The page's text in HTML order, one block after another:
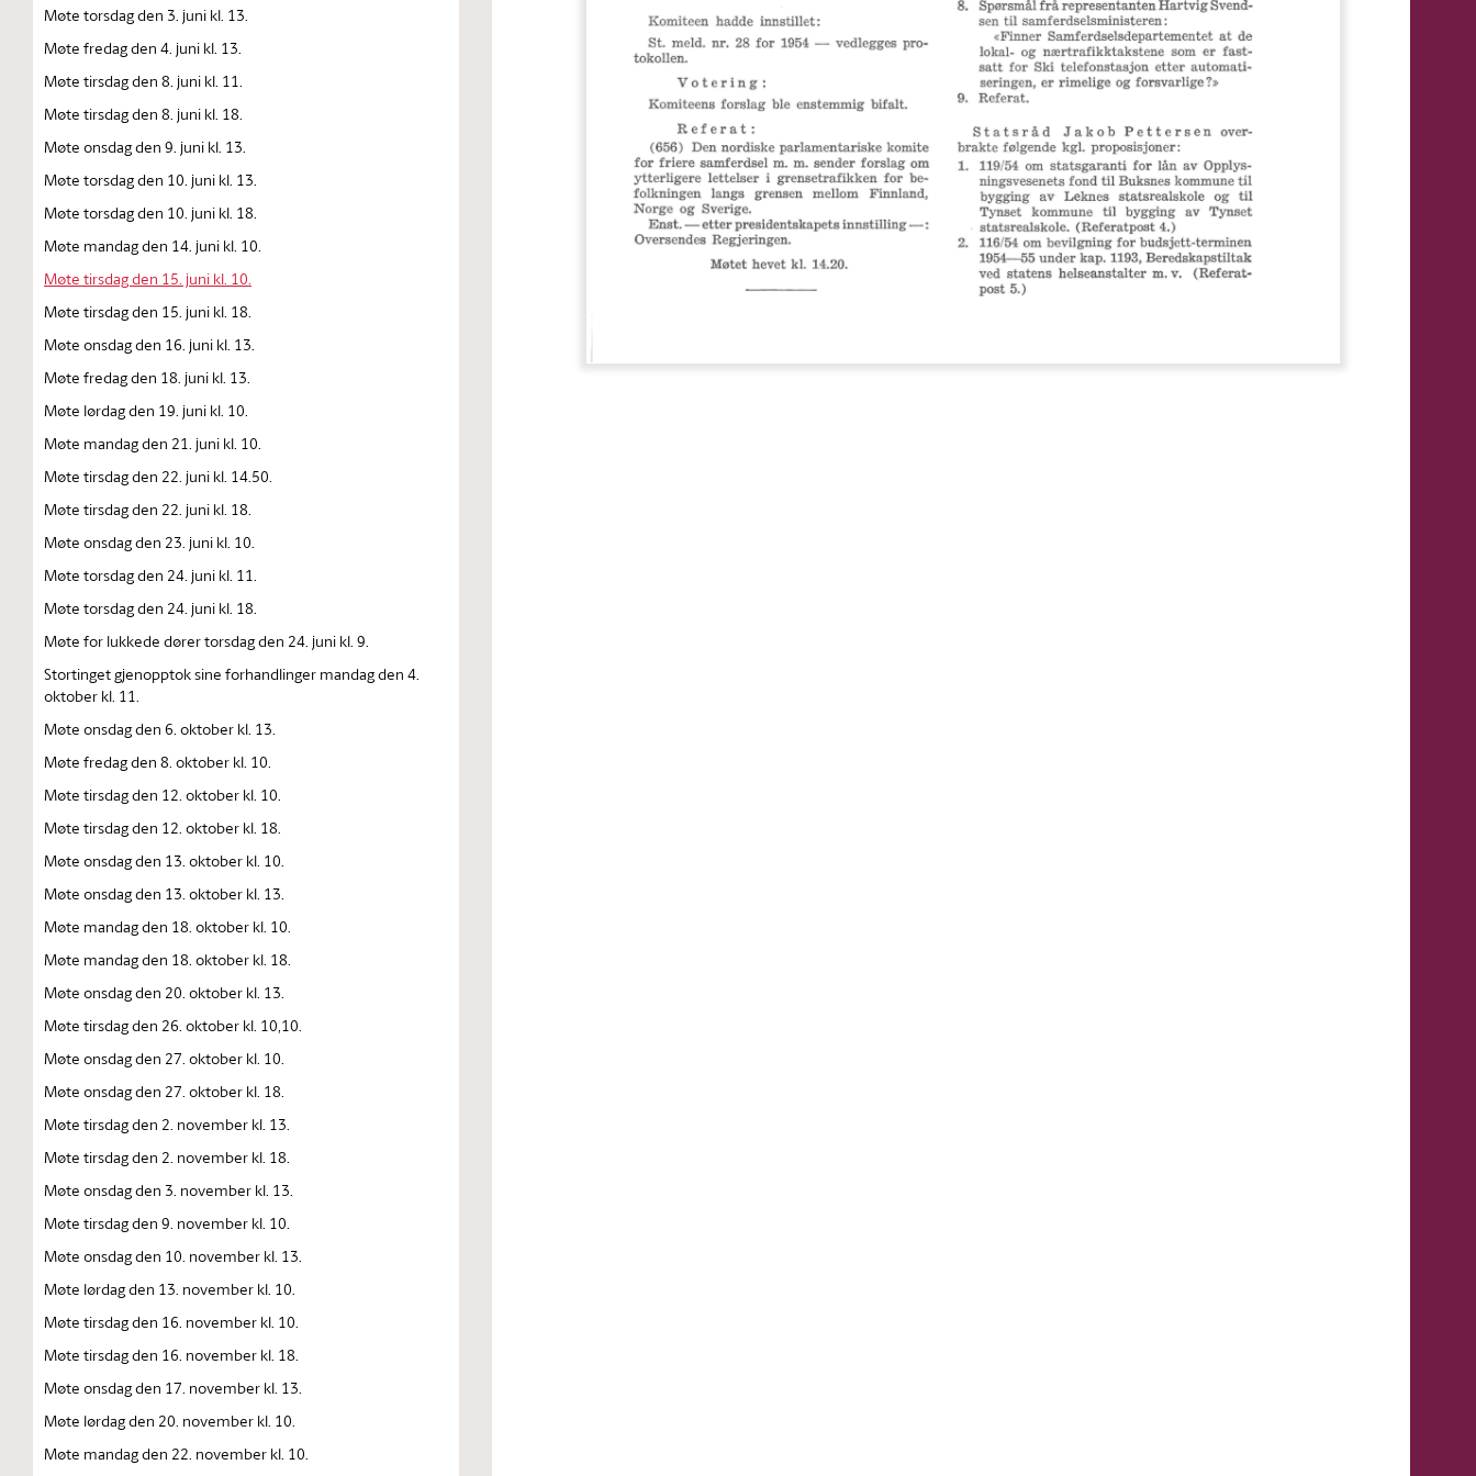
Møte torsdag den 3. juni kl. 13.
Møte fredag den 4. juni kl. 13.
Møte tirsdag den 8. juni kl. 11.
Møte tirsdag den 8. juni kl. 18.
Møte onsdag den 9. juni kl. 13.
Møte torsdag den 10. juni kl. 13.
Møte torsdag den 10. juni kl. 18.
Møte mandag den 14. juni kl. 10.
Møte tirsdag den 15. juni kl. 10.
Møte tirsdag den 15. juni kl. 18.
Møte onsdag den 16. juni kl. 13.
Møte fredag den 18. juni kl. 13.
Møte lørdag den 19. juni kl. 10.
Møte mandag den 21. juni kl. 10.
Møte tirsdag den 22. juni kl. 14.50.
Møte tirsdag den 22. juni kl. 18.
Møte onsdag den 23. juni kl. 10.
Møte torsdag den 24. juni kl. 11.
Møte torsdag den 24. juni kl. 18.
Møte for lukkede dører torsdag den 24. juni kl. 9.
Stortinget gjenopptok sine forhandlinger mandag den 4.
oktober kl. 11.
Møte onsdag den 6. oktober kl. 13.
Møte fredag den 8. oktober kl. 10.
Møte tirsdag den 12. oktober kl. 10.
Møte tirsdag den 12. oktober kl. 18.
Møte onsdag den 13. oktober kl. 10.
Møte onsdag den 13. oktober kl. 13.
Møte mandag den 18. oktober kl. 10.
Møte mandag den 18. oktober kl. 18.
Møte onsdag den 20. oktober kl. 13.
Møte tirsdag den 26. oktober kl. 10,10.
Møte onsdag den 27. oktober kl. 10.
Møte onsdag den 27. oktober kl. 18.
Møte tirsdag den 2. november kl. 13.
Møte tirsdag den 2. november kl. 18.
Møte onsdag den 3. november kl. 13.
Møte tirsdag den 9. november kl. 10.
Møte onsdag den 10. november kl. 13.
Møte lørdag den 13. november kl. 10.
Møte tirsdag den 16. november kl. 10.
Møte tirsdag den 16. november kl. 18.
Møte onsdag den 17. november kl. 13.
Møte lørdag den 20. november kl. 10.
Møte mandag den 22. november kl. 10.